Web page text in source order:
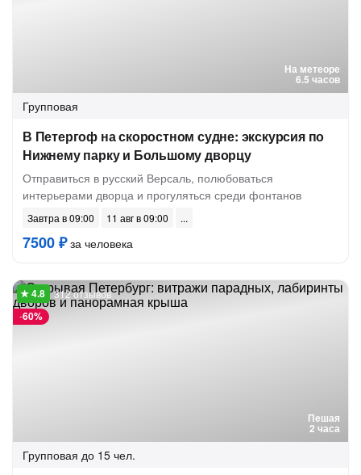
На метеоре
6.5 часов
Групповая
В Петергоф на скоростном судне: экскурсия по
Нижнему парку и Большому дворцу
Отправиться в русский Версаль, полюбоваться
интерьерами дворца и прогуляться среди фонтанов
Завтра в 09:00 11 авг в 09:00
7500 ₽за человека
Пешая
2 часа
-60%
312 отзывов
Групповая до 15 чел.